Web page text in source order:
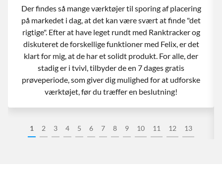
1 2 3 4 5 6 7 8 9 10 11 12 13
Der findes så mange værktøjer til sporing af placering
på markedet i dag, at det kan være svært at finde "det
rigtige". Efter at have leget rundt med Ranktracker og
diskuteret de forskellige funktioner med Felix, er det
klart for mig, at de har et solidt produkt. For alle, der
stadig er i tvivl, tilbyder de en 7 dages gratis
prøveperiode, som giver dig mulighed for at udforske
værktøjet, før du træffer en beslutning!